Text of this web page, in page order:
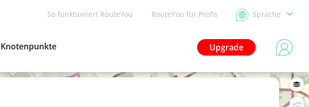
So funktioniert RouteYou RouteYou für Profis Sprache
Upgrade
Knotenpunkte